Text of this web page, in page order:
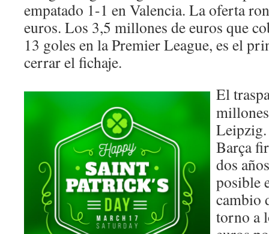
empatado 1-1 en Valencia. La oferta
euros. Los 3,5 millones de euros que
13 goles en la Premier League, es el
cerrar el fichaje.
El
Barça
dos
posible
cambio
torno a